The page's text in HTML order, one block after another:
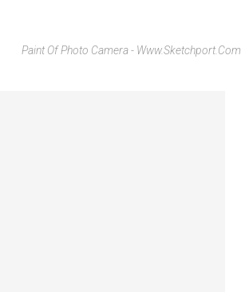
Paint Of Photo Camera - Www.sketchport.com